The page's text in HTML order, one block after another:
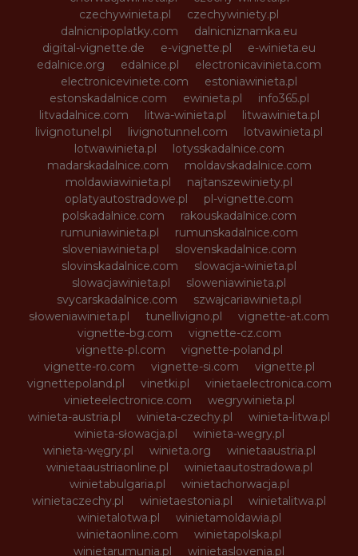
czechywinieta.pl
czechywiniety.pl
dalnicnipoplatky.com
dalnicniznamka.eu
digital-vignette.de
e-vignette.pl
e-winieta.eu
edalnice.org
edalnice.pl
electronicavinieta.com
electroniceviniete.com
estoniawinieta.pl
estonskadalnice.com
ewinieta.pl
info365.pl
litvadalnice.com
litwa-winieta.pl
litwawinieta.pl
livignotunel.pl
livignotunnel.com
lotvawinieta.pl
lotwawinieta.pl
lotysskadalnice.com
madarskadalnice.com
moldavskadalnice.com
moldawiawinieta.pl
najtanszewiniety.pl
oplatyautostradowe.pl
pl-vignette.com
polskadalnice.com
rakouskadalnice.com
rumuniawinieta.pl
rumunskadalnice.com
sloveniawinieta.pl
slovenskadalnice.com
slovinskadalnice.com
slowacja-winieta.pl
slowacjawinieta.pl
sloweniawinieta.pl
svycarskadalnice.com
szwajcariawinieta.pl
słoweniawinieta.pl
tunellivigno.pl
vignette-at.com
vignette-bg.com
vignette-cz.com
vignette-pl.com
vignette-poland.pl
vignette-ro.com
vignette-si.com
vignette.pl
vignettepoland.pl
vinetki.pl
vinietaelectronica.com
vinieteelectronice.com
wegrywinieta.pl
winieta-austria.pl
winieta-czechy.pl
winieta-litwa.pl
winieta-słowacja.pl
winieta-wegry.pl
winieta-węgry.pl
winieta.org
winietaaustria.pl
winietaaustriaonline.pl
winietaautostradowa.pl
winietabulgaria.pl
winietachorwacja.pl
winietaczechy.pl
winietaestonia.pl
winietalitwa.pl
winietalotwa.pl
winietamoldawia.pl
winietaonline.com
winietapolska.pl
winietarumunia.pl
winietaslovenia.pl